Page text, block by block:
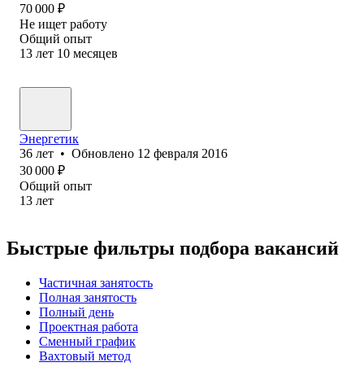
70 000 ₽
Не ищет работу
Общий опыт
13 лет 10 месяцев
Энергетик
36 лет • Обновлено 12 февраля 2016
30 000 ₽
Общий опыт
13 лет
Быстрые фильтры подбора вакансий
Частичная занятость
Полная занятость
Полный день
Проектная работа
Сменный график
Вахтовый метод